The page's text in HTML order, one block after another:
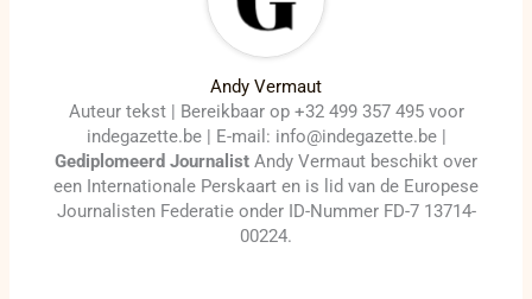
Andy Vermaut
Auteur tekst | Bereikbaar op +32 499 357 495 voor
indegazette.be | E-mail: info@indegazette.be |
Gediplomeerd Journalist Andy Vermaut beschikt over
een Internationale Perskaart en is lid van de Europese
Journalisten Federatie onder ID-Nummer FD-7 13714-
00224.